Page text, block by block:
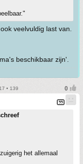
veelvuldig last van.
beschikbaar zijn'.
• 139
het allemaal